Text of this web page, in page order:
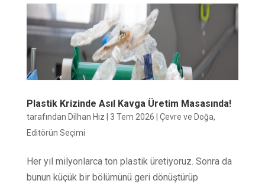
Plastik Krizinde Asıl Kavga Üretim Masasında!
tarafından Dilhan Hız 3 Tem 2026 Çevre ve Doğa,
Editörün Seçimi
Her yıl milyonlarca ton plastik üretiyoruz. Sonra da
bunun küçük bir bölümünü geri dönüştürüp